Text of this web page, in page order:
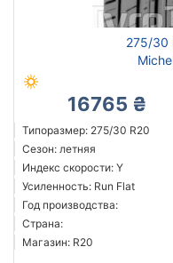
275/30
16765 ₴
Типоразмер: 275/30 R20
Сезон: летняя
Индекс скорости: Y
Усиленность: Run Flat
Год производства:
Страна:
Магазин: R20